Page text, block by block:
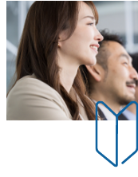
実行ま
って
同) ※ご
アサイ
エ
:新規事
スプラ
業構想
、IPの